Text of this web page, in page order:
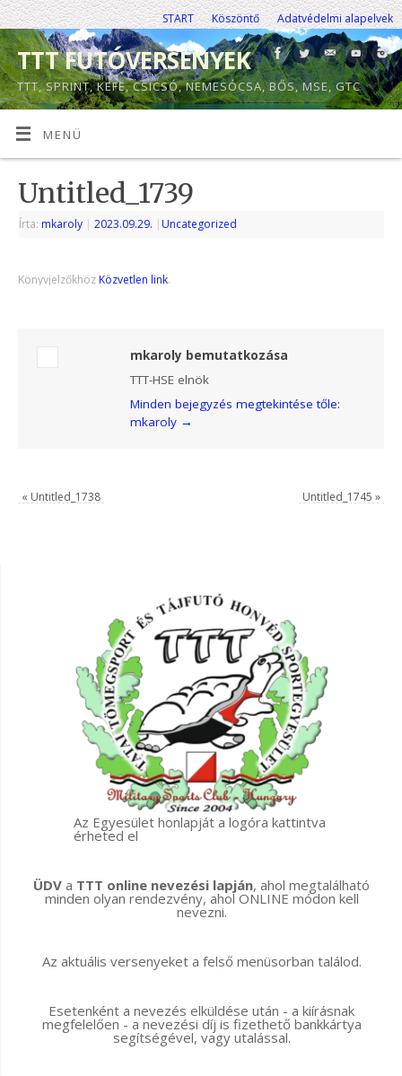
START Köszöntő Adatvédelmi alapelvek
TTT FUTÓVERSENYEK
TTT, SPRINT, KEFE, CSICSÓ, NEMESÓCSA, BŐS, MSE, GTC
MENÜ
Untitled_1739
Írta: mkaroly | 2023.09.29. | Uncategorized
Könyvjelzőkhöz Közvetlen link.
mkaroly bemutatkozása
TTT-HSE elnök
Minden bejegyzés megtekintése tőle:
mkaroly →
« Untitled_1738 Untitled_1745 »
Az Egyesület honlapját a logóra kattintva
érheted el
ÜDV a TTT online nevezési lapján, ahol megtalálható
minden olyan rendezvény, ahol ONLINE módon kell
nevezni.
Az aktuális versenyeket a felső menüsorban találod.
Esetenként a nevezés elküldése után - a kiírásnak
megfelelően - a nevezési díj is fizethető bankkártya
segítségével, vagy utalással.